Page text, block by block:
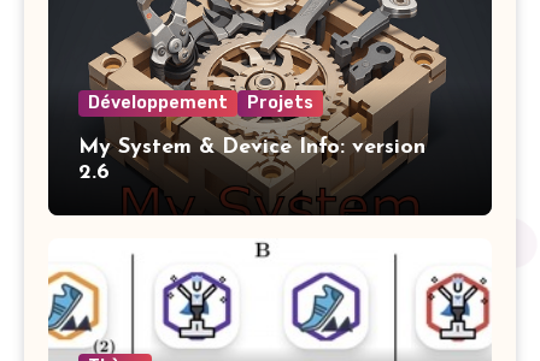
Développement Projets
My System & Device Info: version
2.6